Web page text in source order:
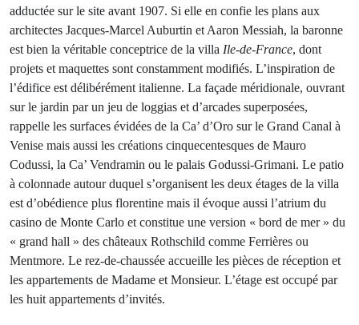
adductée sur le site avant 1907. Si elle en confie les plans aux
architectes Jacques-Marcel Auburtin et Aaron Messiah, la baronne
est bien la véritable conceptrice de la villa Ile-de-France, dont
projets et maquettes sont constamment modifiés. L’inspiration de
l’édifice est délibérément italienne. La façade méridionale, ouvrant
sur le jardin par un jeu de loggias et d’arcades superposées,
rappelle les surfaces évidées de la Ca’ d’Oro sur le Grand Canal à
Venise mais aussi les créations cinquecentesques de Mauro
Codussi, la Ca’ Vendramin ou le palais Godussi-Grimani. Le patio
à colonnade autour duquel s’organisent les deux étages de la villa
est d’obédience plus florentine mais il évoque aussi l’atrium du
casino de Monte Carlo et constitue une version « bord de mer » du
« grand hall » des châteaux Rothschild comme Ferrières ou
Mentmore. Le rez-de-chaussée accueille les pièces de réception et
les appartements de Madame et Monsieur. L’étage est occupé par
les huit appartements d’invités.